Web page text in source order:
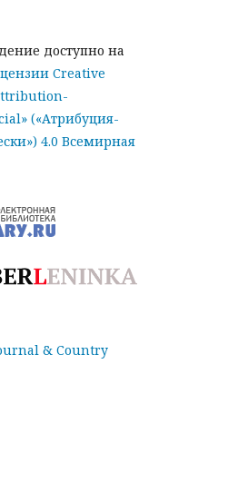
доступно на
Creative
(«Атрибуция-
4.0 Всемирная